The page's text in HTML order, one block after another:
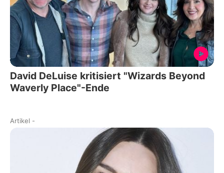
David DeLuise kritisiert "Wizards Beyond
Waverly Place"-Ende
Artikel -